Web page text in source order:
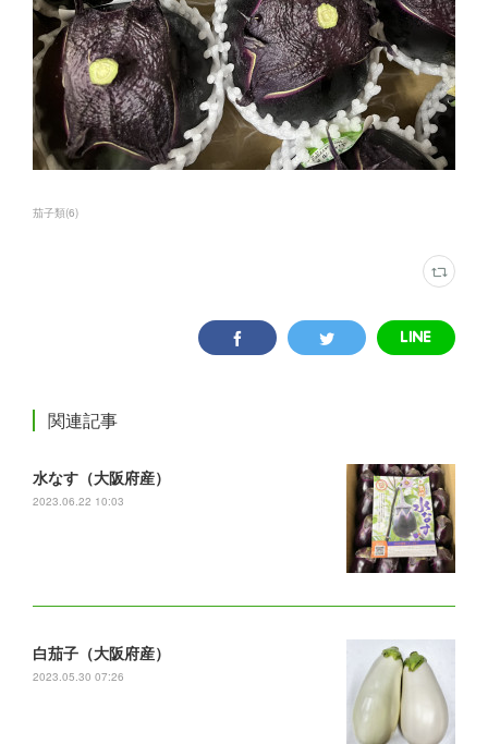
茄子類(6)
関連記事
水なす（大阪府産）
2023.06.22 10:03
白茄子（大阪府産）
2023.05.30 07:26